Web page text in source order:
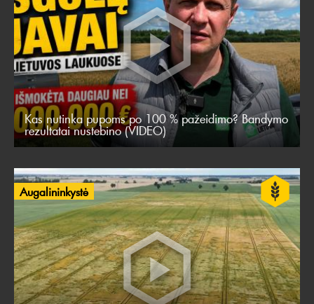
Kas nutinka pupoms po 100 % pažeidimo? Bandymo
rezultatai nustebino (VIDEO)
Augalininkystė